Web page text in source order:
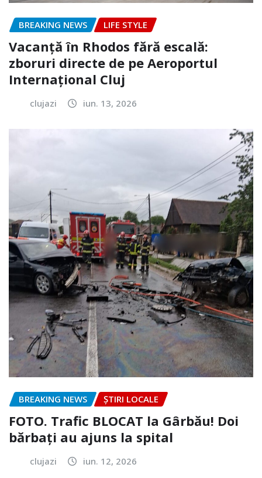
BREAKING NEWS LIFE STYLE
Vacanță în Rhodos fără escală:
zboruri directe de pe Aeroportul
Internațional Cluj
clujazi iun. 13, 2026
BREAKING NEWS ȘTIRI LOCALE
FOTO. Trafic BLOCAT la Gârbău! Doi
bărbați au ajuns la spital
clujazi iun. 12, 2026